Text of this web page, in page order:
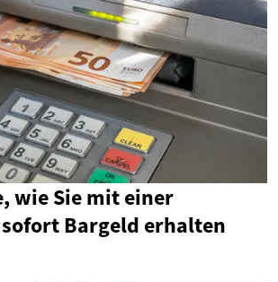
wie Sie mit einer
Bargeld erhalten